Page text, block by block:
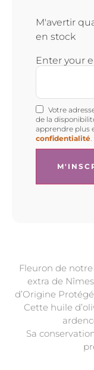
M'avertir
en stock
Enter your
Votre
de la
apprendre plus
confidentialité
Fleuron de notre
extra de
d’Origine
Cette huile
Sa